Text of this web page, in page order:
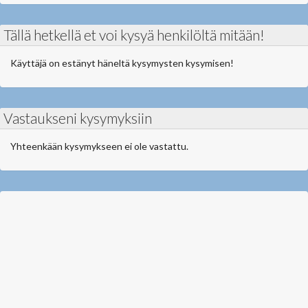
Tällä hetkellä et voi kysyä henkilöltä mitään!
Käyttäjä on estänyt häneltä kysymysten kysymisen!
Vastaukseni kysymyksiin
Yhteenkään kysymykseen ei ole vastattu.